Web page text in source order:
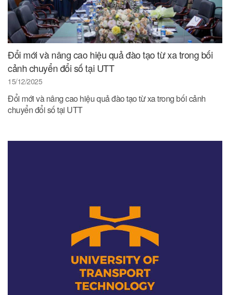
Đổi mới và nâng cao hiệu quả đào tạo từ xa trong bối
cảnh chuyển đổi số tại UTT
15/12/2025
Đổi mới và nâng cao hiệu quả đào tạo từ xa trong bối cảnh
chuyển đổi số tại UTT